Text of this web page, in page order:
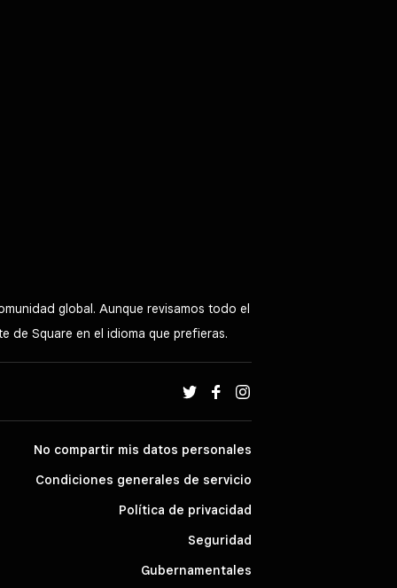
global. Aunque revisamos todo el
de Square en el idioma que prefieras.
No compartir mis datos personales
Condiciones generales de servicio
Política de privacidad
Seguridad
Gubernamentales